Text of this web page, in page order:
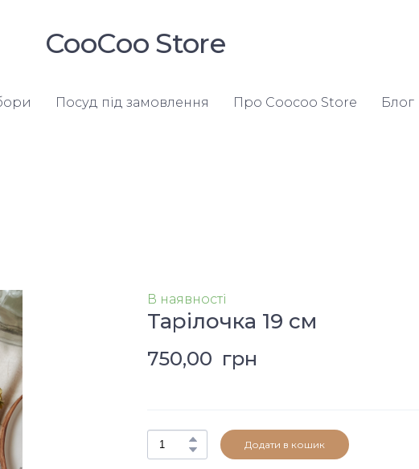
CooСoo Store
Посуд під замовлення Про Coocoo Store Блог
В наявності
Тарілочка 19 см
750,00  грн
Додати в кошик